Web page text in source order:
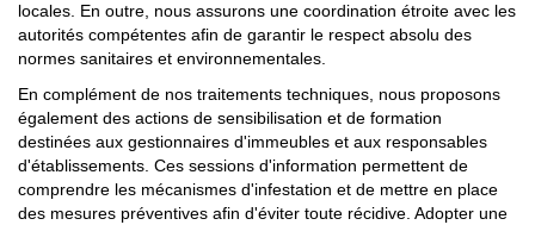
locales. En outre, nous assurons une coordination étroite avec les
autorités compétentes afin de garantir le respect absolu des
normes sanitaires et environnementales.
En complément de nos traitements techniques, nous proposons
également des actions de sensibilisation et de formation
destinées aux gestionnaires d'immeubles et aux responsables
d'établissements. Ces sessions d'information permettent de
comprendre les mécanismes d'infestation et de mettre en place
des mesures préventives afin d'éviter toute récidive. Adopter une